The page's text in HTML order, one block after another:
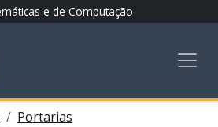
e de Computação
Portarias